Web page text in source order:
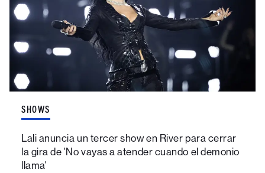
SHOWS
Lali anuncia un tercer show en River para cerrar
la gira de 'No vayas a atender cuando el demonio
llama'